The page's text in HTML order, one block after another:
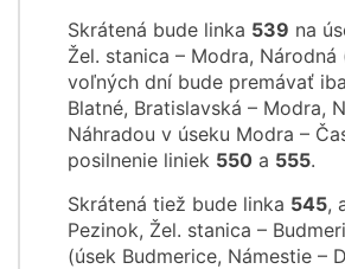
Skrátená bude linka 539 na
Žel. stanica – Modra, Národná
voľných dní bude premávať
Blatné, Bratislavská – Modra,
Náhradou v úseku Modra –
posilnenie liniek 550 a 555.
Skrátená tiež bude linka 545,
Pezinok, Žel. stanica –
(úsek Budmerice, Námestie –